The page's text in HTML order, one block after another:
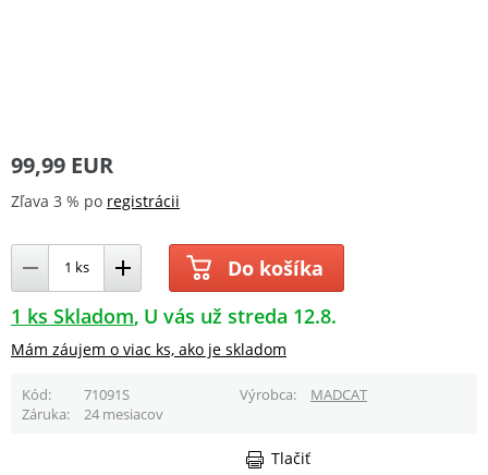
99,99 EUR
Zľava 3 % po registrácii
Do košíka
1 ks Skladom U vás už streda 12.8.
Mám záujem o viac ks, ako je skladom
Kód 71091S Výrobca
MADCAT
Záruka
24 mesiacov
Tlačiť